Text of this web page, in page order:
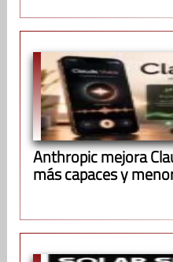
Anthropic mejora
más capaces y